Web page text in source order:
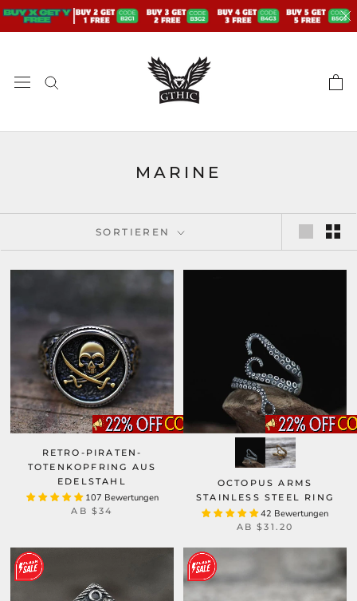
Zum
Inhalt
MARINE
SORTIEREN
RETRO-PIRATEN-
TOTENKOPFRING AUS
EDELSTAHL
107 Bewertungen
AB $34
OCTOPUS ARMS
STAINLESS STEEL RING
42 Bewertungen
AB$31.20